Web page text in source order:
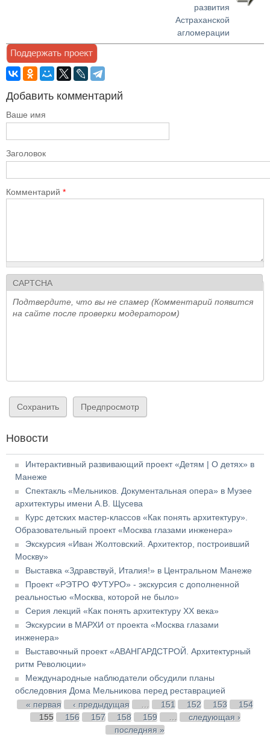
развития
Астраханской
агломерации
Добавить комментарий
Ваше имя
Заголовок
Комментарий *
CAPTCHA
Подтвердите, что вы не спамер (Комментарий появится
на сайте после проверки модератором)
Новости
Интерактивный развивающий проект «Детям | О детях» в
Манеже
Спектакль «Мельников. Документальная опера» в Музее
архитектуры имени А.В. Щусева
Курс детских мастер-классов «Как понять архитектуру».
Образовательный проект «Москва глазами инженера»
Экскурсия «Иван Жолтовский. Архитектор, построивший
Москву»
Выставка «Здравствуй, Италия!» в Центральном Манеже
Проект «РЭТРО ФУТУРО» - экскурсия с дополненной
реальностью «Москва, которой не было»
Серия лекций «Как понять архитектуру XX века»
Экскурсии в МАРХИ от проекта «Москва глазами
инженера»
Выставочный проект «АВАНГАРДСТРОЙ. Архитектурный
ритм Революции»
Международные наблюдатели обсудили планы
обследовния Дома Мельникова перед реставрацией
Страницы
« первая ‹ предыдущая 151 152 153
154
155
156 157 158 159
следующая ›
последняя »